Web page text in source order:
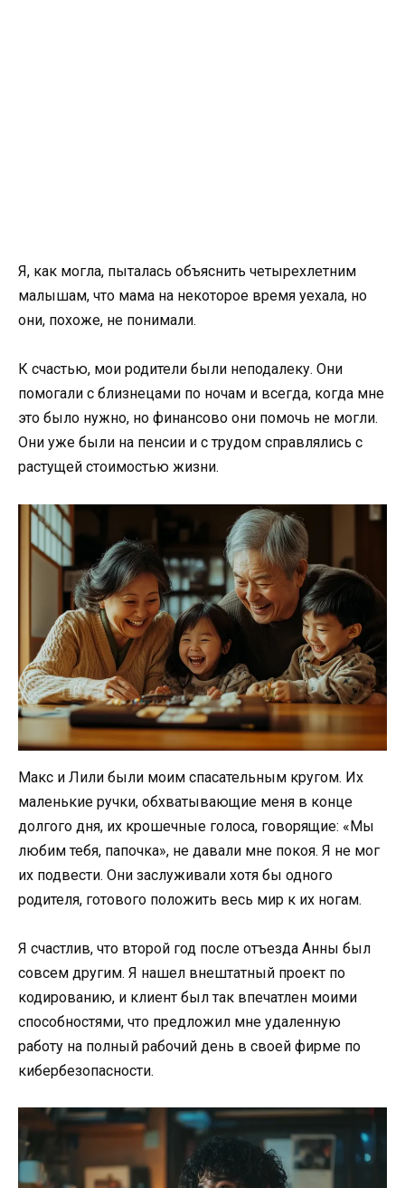
Я, как могла, пыталась объяснить четырехлетним
малышам, что мама на некоторое время уехала, но
они, похоже, не понимали.
К счастью, мои родители были неподалеку. Они
помогали с близнецами по ночам и всегда, когда мне
это было нужно, но финансово они помочь не могли.
Они уже были на пенсии и с трудом справлялись с
растущей стоимостью жизни.
Макс и Лили были моим спасательным кругом. Их
маленькие ручки, обхватывающие меня в конце
долгого дня, их крошечные голоса, говорящие: «Мы
любим тебя, папочка», не давали мне покоя. Я не мог
их подвести. Они заслуживали хотя бы одного
родителя, готового положить весь мир к их ногам.
Я счастлив, что второй год после отъезда Анны был
совсем другим. Я нашел внештатный проект по
кодированию, и клиент был так впечатлен моими
способностями, что предложил мне удаленную
работу на полный рабочий день в своей фирме по
кибербезопасности.